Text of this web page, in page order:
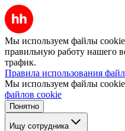
Мы используем файлы
правильную работу нашего
трафик.
Правила использования
Мы используем файлы
файлов cookie
Понятно
Ищу сотрудника